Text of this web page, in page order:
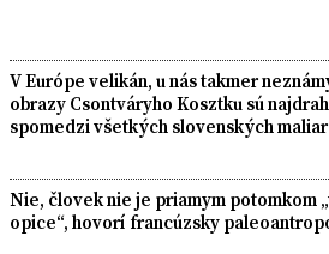
V Európe velikán, u nás takmer
obrazy Csontváryho Kosztku sú
spomedzi všetkých slovenských
Nie, človek nie je priamym potomkom
opice“, hovorí francúzsky